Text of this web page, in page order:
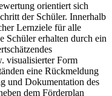
orientiert sich
der Schüler. Innerhalb
Lernziele für alle
Schüler erhalten durch ein
visualisierter Form
eine Rückmeldung
und Dokumentation des
dem Förderplan